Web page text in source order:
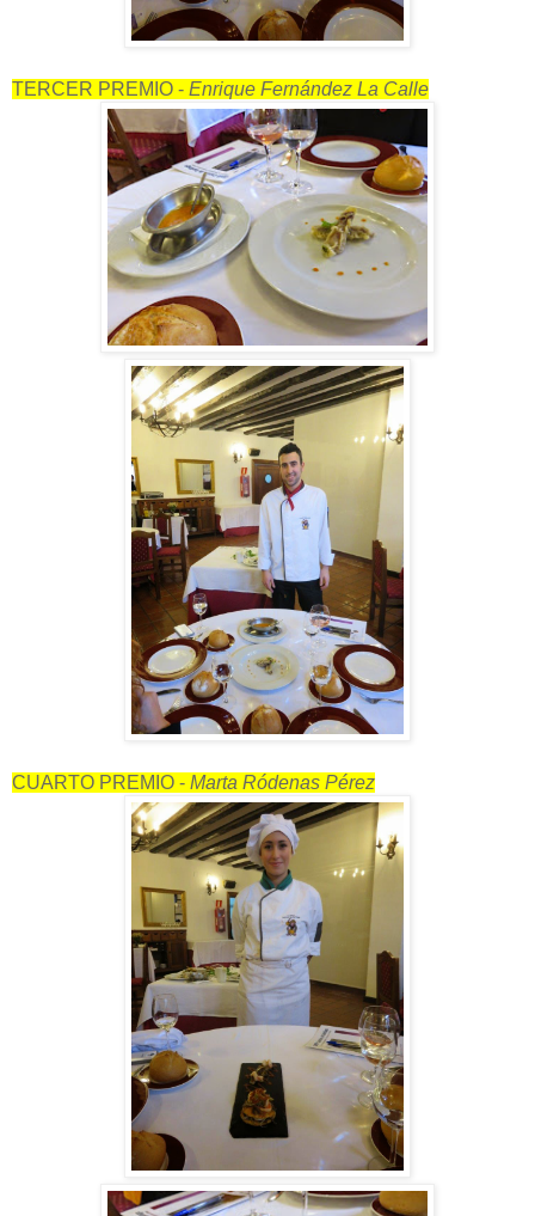
TERCER PREMIO - Enrique Fernández La Calle
CUARTO PREMIO - Marta Ródenas Pérez